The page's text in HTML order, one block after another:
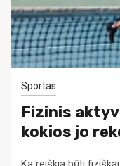
Sportas
Fizinis
kokios jo